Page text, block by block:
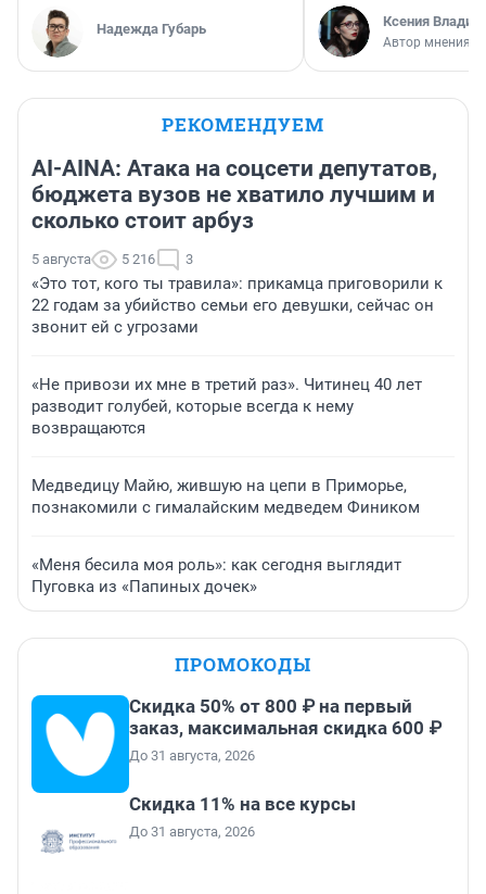
Надежда Губарь Ксения
Автор мнения
РЕКОМЕНДУЕМ
AI-AINA: Атака на соцсети депутатов,
бюджета вузов не хватило лучшим и
сколько стоит арбуз
5 августа 5 216 3
«Это тот, кого ты травила»: прикамца приговорили к
22 годам за убийство семьи его девушки, сейчас он
звонит ей с угрозами
«Не привози их мне в третий раз». Читинец 40 лет
разводит голубей, которые всегда к нему
возвращаются
Медведицу Майю, жившую на цепи в Приморье,
познакомили с гималайским медведем Фиником
«Меня бесила моя роль»: как сегодня выглядит
Пуговка из «Папиных дочек»
ПРОМОКОДЫ
Скидка 50% от 800 ₽ на первый
заказ, максимальная скидка 600 ₽
До 31 августа, 2026
Скидка 11% на все курсы
До 31 августа, 2026